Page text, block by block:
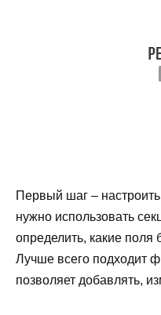
Первый шаг –
нужно использовать
определить, какие поля
Лучше всего подходит
позволяет добавлять,